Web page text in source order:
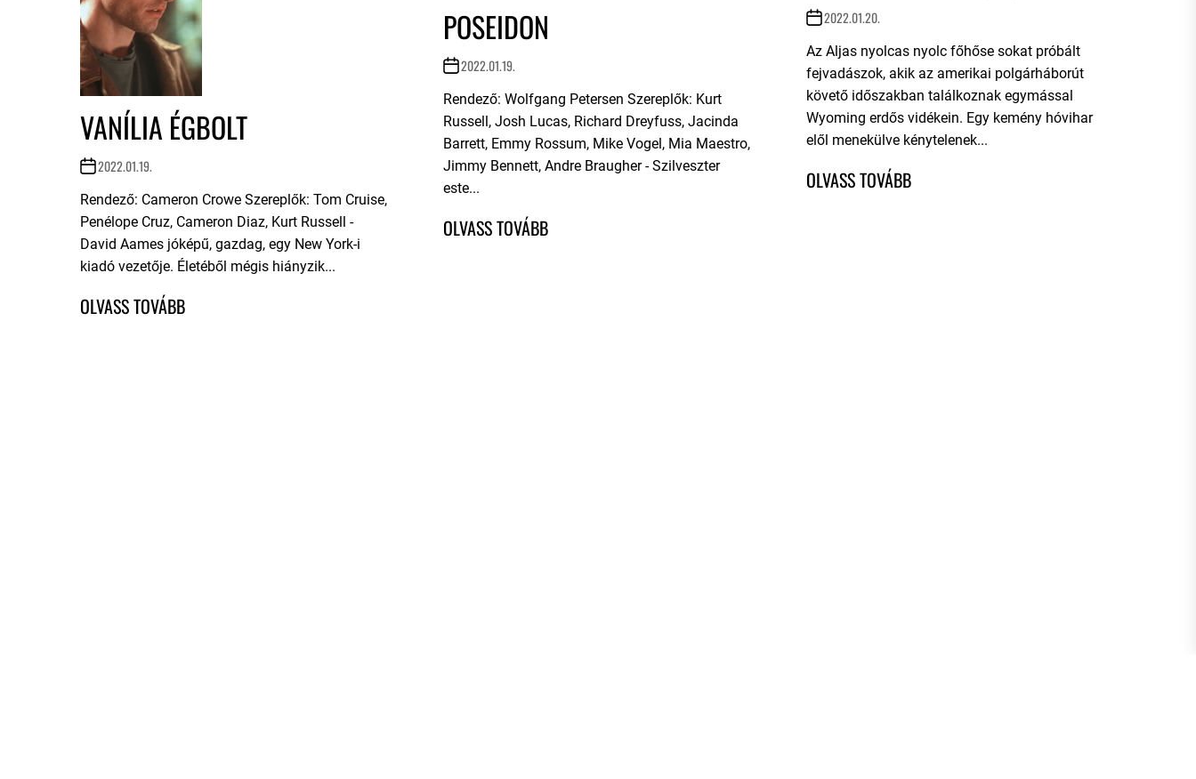
2022.01.20.
Az Aljas nyolcas nyolc főhőse sokat próbált
fejvadászok, akik az amerikai polgárháborút
követő időszakban találkoznak egymással
Wyoming erdős vidékein. Egy kemény hóvihar
elől menekülve kénytelenek...
POSEIDON
2022.01.19.
Rendező: Wolfgang Petersen Szereplők: Kurt
Russell, Josh Lucas, Richard Dreyfuss, Jacinda
Barrett, Emmy Rossum, Mike Vogel, Mia Maestro,
Jimmy Bennett, Andre Braugher - Szilveszter
este...
VANÍLIA ÉGBOLT
2022.01.19.
Rendező: Cameron Crowe Szereplők: Tom Cruise,
Penélope Cruz, Cameron Diaz, Kurt Russell -
David Aames jóképű, gazdag, egy New York-i
kiadó vezetője. Életéből mégis hiányzik...